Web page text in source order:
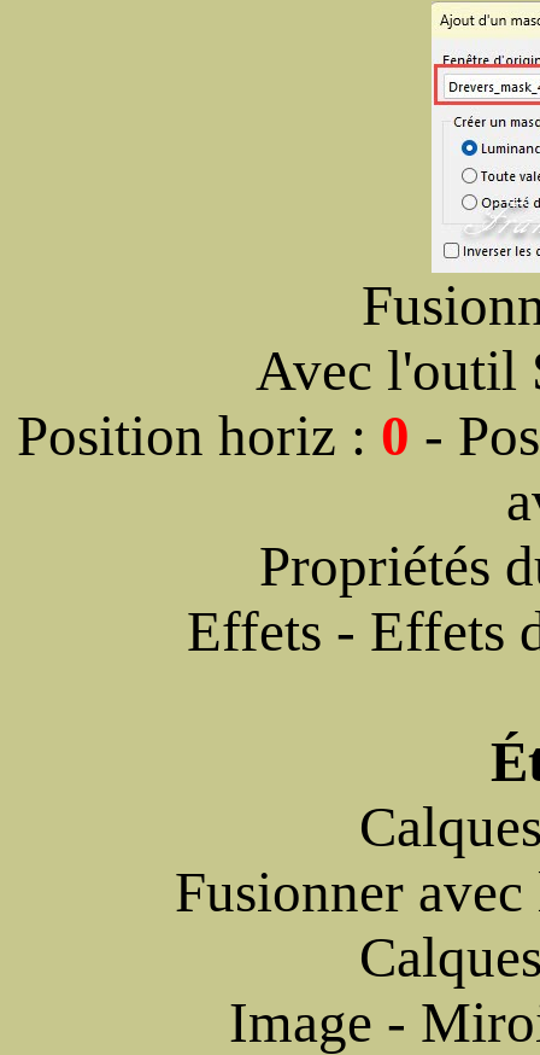
Avec l'outil
Position horiz : 0 -
Propriétés
Effets - Effets
Fusionner avec
Image -